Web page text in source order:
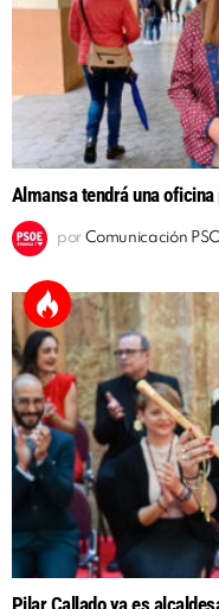
Almansa tendrá una
por Comunicación